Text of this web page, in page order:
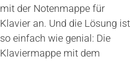
mit der Notenmappe für
Klavier an. Und die Lösung ist
so einfach wie genial: Die
Klaviermappe mit dem